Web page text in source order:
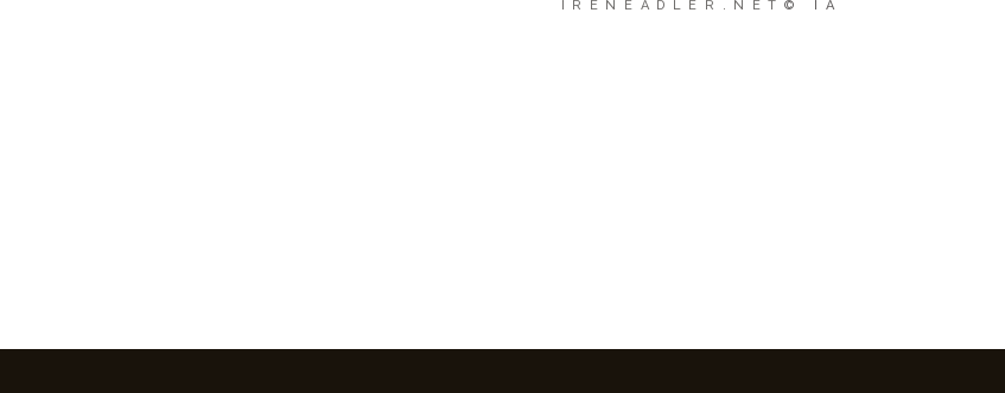
IRENEADLER.NET © IA